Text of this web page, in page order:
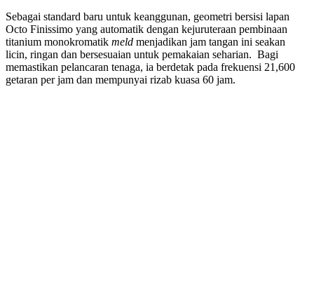
Sebagai standard baru untuk keanggunan, geometri bersisi lapan
Octo Finissimo yang automatik dengan kejuruteraan pembinaan
titanium monokromatik meld menjadikan jam tangan ini seakan
licin, ringan dan bersesuaian untuk pemakaian seharian. Bagi
memastikan pelancaran tenaga, ia berdetak pada frekuensi 21,600
getaran per jam dan mempunyai rizab kuasa 60 jam.